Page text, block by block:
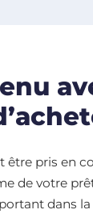
pris en
de votre
dans